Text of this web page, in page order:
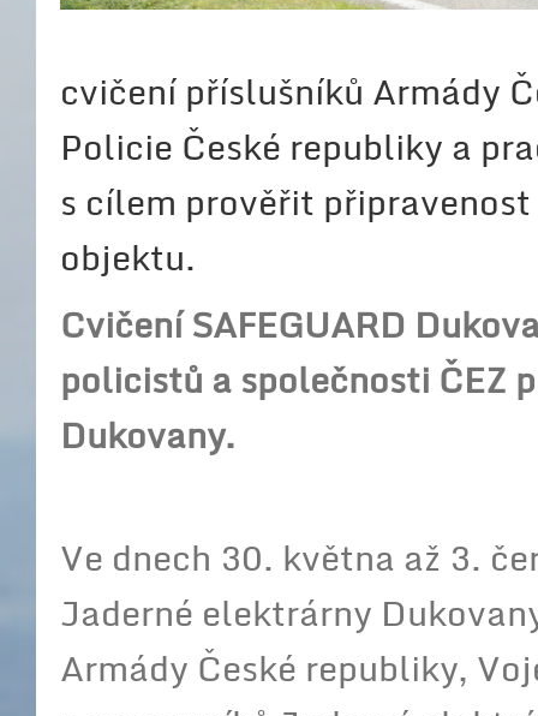
cvičení příslušníků Armády
Policie České republiky a
s cílem prověřit
objektu.
Cvičení SAFEGUARD
policistů a společnosti ČEZ
Dukovany.
Ve dnech 30. května až 3.
Jaderné elektrárny
Armády České republiky,